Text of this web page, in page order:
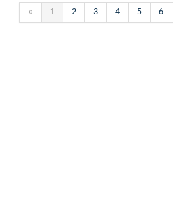
« 1 2 3 4 5 6